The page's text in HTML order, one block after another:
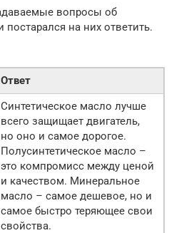
вопросы об
на них ответить.
Ответ
Синтетическое масло лучше
всего защищает двигатель,
но оно и самое дорогое.
Полусинтетическое масло –
это компромисс между ценой
и качеством. Минеральное
масло – самое дешевое, но и
самое быстро теряющее свои
свойства.